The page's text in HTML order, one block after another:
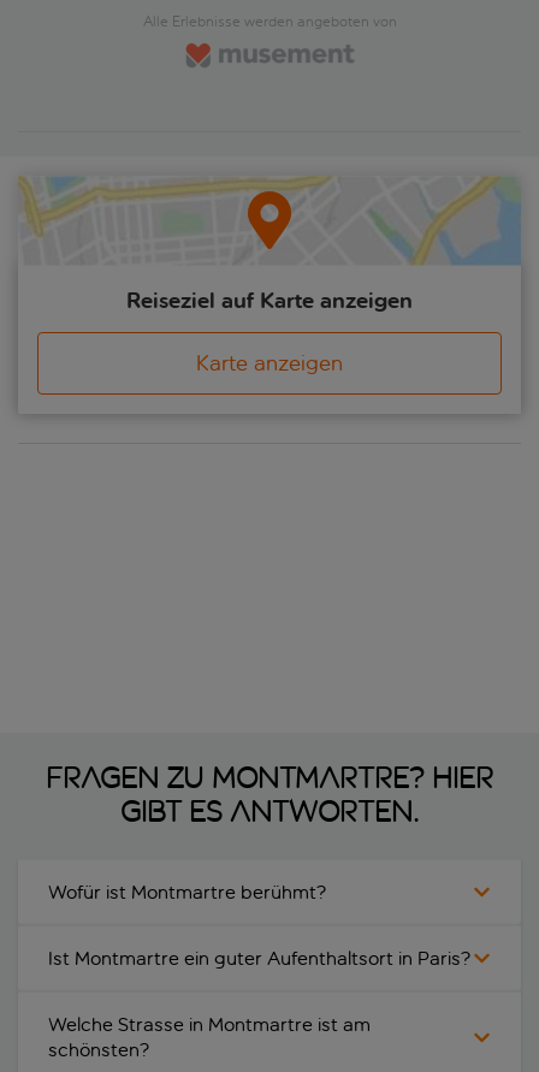
Alle Erlebnisse werden angeboten von
Reiseziel auf Karte anzeigen
Karte anzeigen
Fragen zu Montmartre? Hier
gibt es Antworten.
Wofür ist Montmartre berühmt?
Ist Montmartre ein guter Aufenthaltsort in Paris?
Welche Strasse in Montmartre ist am
schönsten?